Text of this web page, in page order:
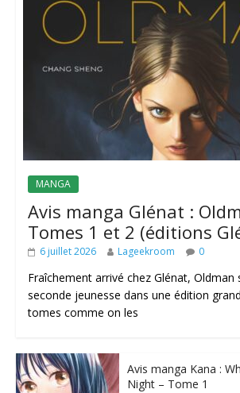
MANGA
Avis manga Glénat :
Tomes 1 et 2 (éditions
6 juillet 2026 Lageekroom 0
Fraîchement arrivé chez Glénat, Oldman
seconde jeunesse dans une édition
tomes comme on les
Avis manga Kana :
Night – Tome 1